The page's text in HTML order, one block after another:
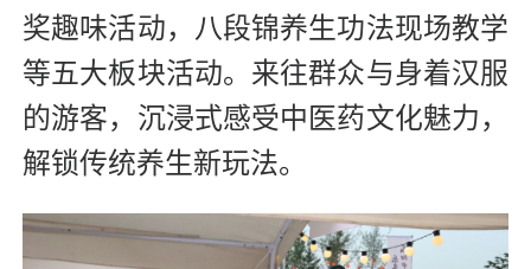
奖趣味活动，八段锦养生功法现场教学
等五大板块活动。来往群众与身着汉服
的游客，沉浸式感受中医药文化魅力，
解锁传统养生新玩法。